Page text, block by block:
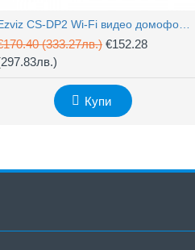
(333.27лв.) €152.28
Купи